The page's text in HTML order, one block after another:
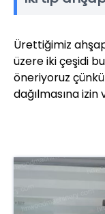
Ürettiğimiz
üzere iki çeşidi
öneriyoruz çünkü
dağılmasına